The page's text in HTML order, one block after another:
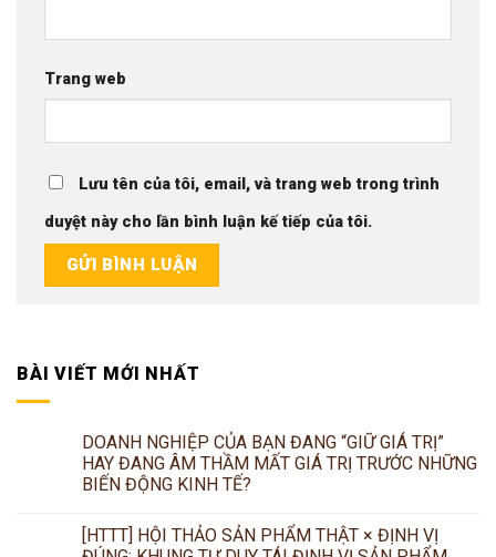
Trang web
Lưu tên của tôi, email, và trang web trong trình
duyệt này cho lần bình luận kế tiếp của tôi.
BÀI VIẾT MỚI NHẤT
DOANH NGHIỆP CỦA BẠN ĐANG “GIỮ GIÁ TRỊ”
HAY ĐANG ÂM THẦM MẤT GIÁ TRỊ TRƯỚC NHỮNG
BIẾN ĐỘNG KINH TẾ?
[HTTT] HỘI THẢO SẢN PHẨM THẬT × ĐỊNH VỊ